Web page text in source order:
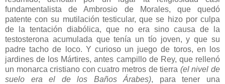
fundamentalista de Ambrosio de Morales, que quedó
patente con su mutilación testicular, que se hizo por culpa
de la tentación diabólica, que no era sino causa de la
testosterona acumulada que tenía un tío joven, y que su
padre tacho de loco. Y curioso un juego de toros, en los
jardines de los Mártires, antes campillo de Rey, que rellenó
un monarca cristiano con cuatro metros de tierra (el nivel de
suelo era el de los Baños Árabes), para tener una